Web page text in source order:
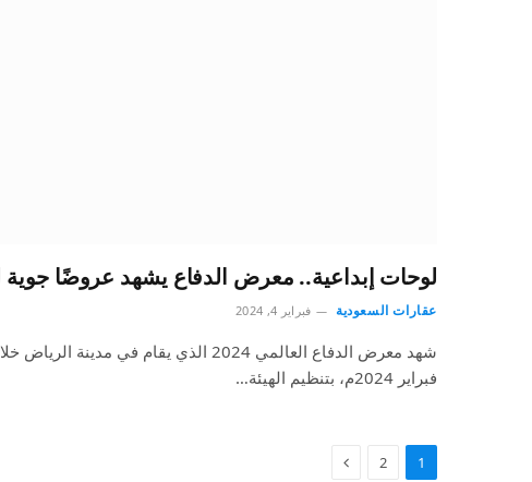
لوحات إبداعية.. معرض الدفاع يشهد عروضًا جوية
عقارات السعودية فبراير 4, 2024
فبراير 2024م، بتنظيم الهيئة…
1
2